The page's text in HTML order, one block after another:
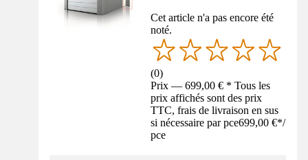
Cet article n'a pas encore été
noté.
(0)
Prix — 699,00 € * Tous les
prix affichés sont des prix
TTC, frais de livraison en sus
si nécessaire par pce699,00 €*/
pce